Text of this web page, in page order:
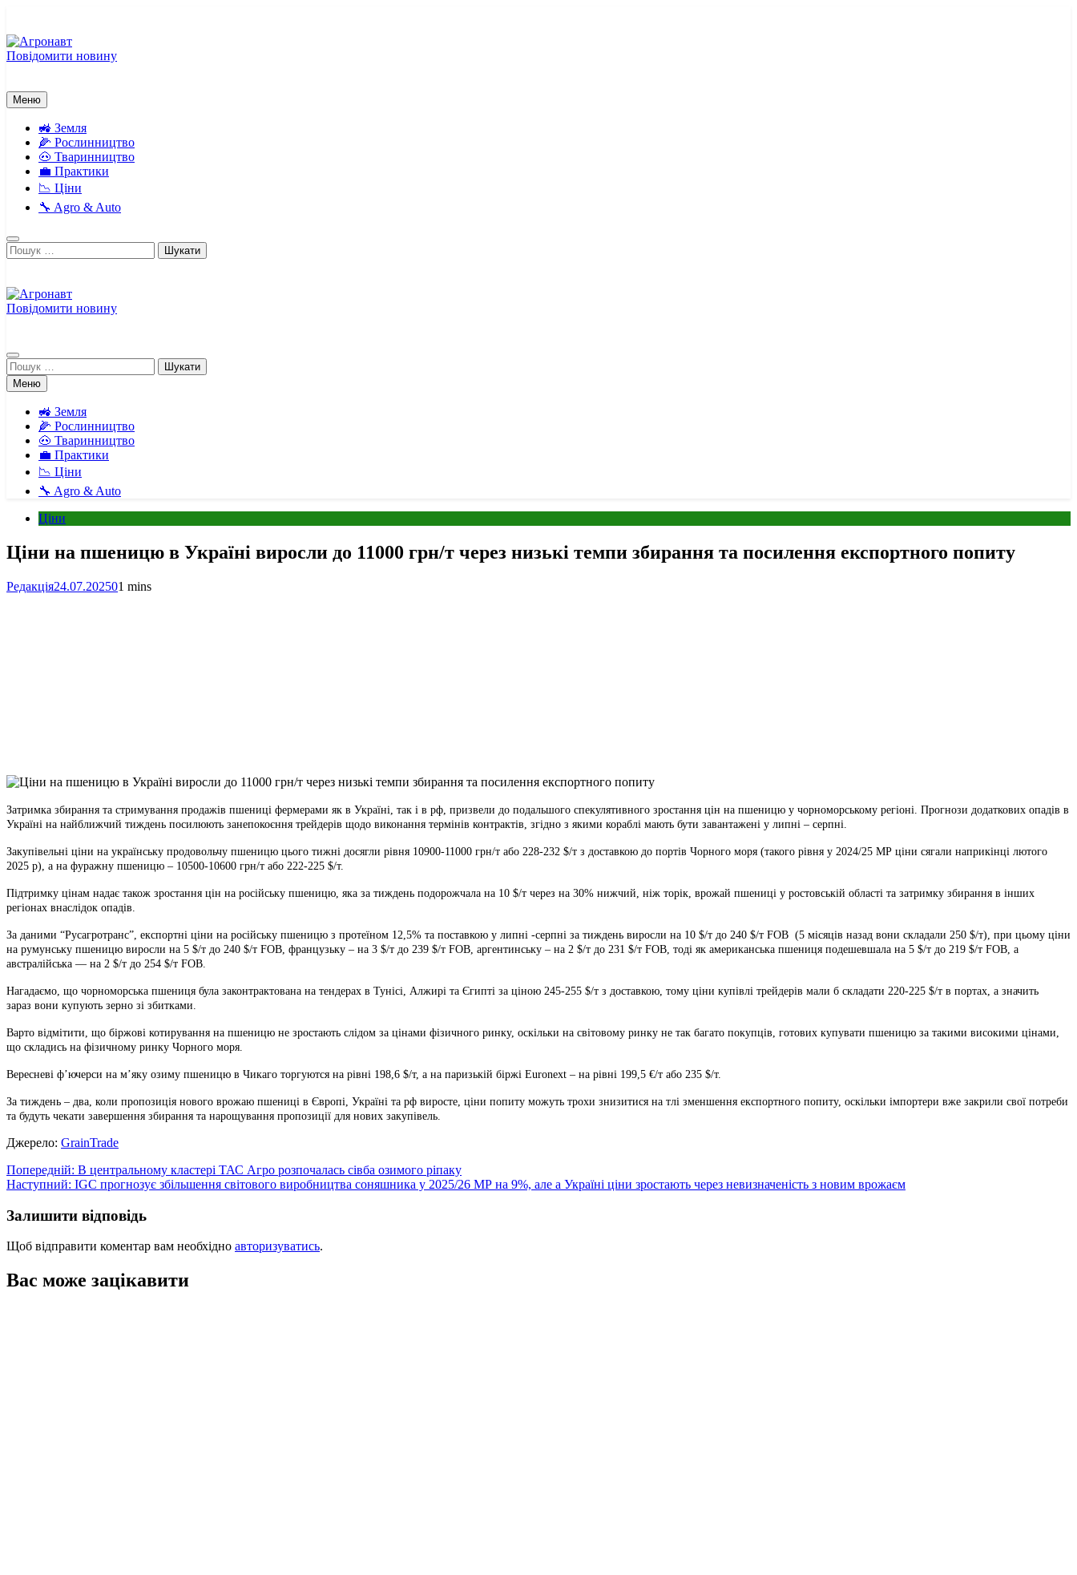
вмісту
Повідомити новину
Меню
🚜 Земля
🌽 Рослинництво
🐽 Тваринництво
💼 Практики
📉 Ціни
🔧 Agro & Auto
Пошук:
Повідомити новину
Пошук:
Меню
🚜 Земля
🌽 Рослинництво
🐽 Тваринництво
💼 Практики
📉 Ціни
🔧 Agro & Auto
Ціни
Ціни на пшеницю в Україні виросли до 11000 грн/т через низькі темпи збирання та посилення експортного попиту
Редакція24.07.202501 mins
Link
Print
Затримка збирання та стримування продажів пшениці фермерами як в Україні, так і в рф, призвели до подальшого спекулятивного зростання цін на пшеницю у чорноморському регіоні. Прогнози додаткових опадів в
Україні на найближчий тиждень посилюють занепокоєння трейдерів щодо виконання термінів контрактів, згідно з якими кораблі мають бути завантажені у липні – серпні.
Закупівельні ціни на українську продовольчу пшеницю цього тижні досягли рівня 10900-11000 грн/т або 228-232 $/т з доставкою до портів Чорного моря (такого рівня у 2024/25 МР ціни сягали наприкінці лютого
2025 р), а на фуражну пшеницю – 10500-10600 грн/т або 222-225 $/т.
Підтримку цінам надає також зростання цін на російську пшеницю, яка за тиждень подорожчала на 10 $/т через на 30% нижчий, ніж торік, врожай пшениці у ростовській області та затримку збирання в інших
регіонах внаслідок опадів.
За даними “Русагротранс”, експортні ціни на російську пшеницю з протеїном 12,5% та поставкою у липні -серпні за тиждень виросли на 10 $/т до 240 $/т FOB (5 місяців назад вони складали 250 $/т), при цьому ціни
на румунську пшеницю виросли на 5 $/т до 240 $/т FOB, французьку – на 3 $/т до 239 $/т FOB, аргентинську – на 2 $/т до 231 $/т FOB, тоді як американська пшениця подешевшала на 5 $/т до 219 $/т FOB, а
австралійська — на 2 $/т до 254 $/т FOB.
Нагадаємо, що чорноморська пшениця була законтрактована на тендерах в Тунісі, Алжирі та Єгипті за ціною 245-255 $/т з доставкою, тому ціни купівлі трейдерів мали б складати 220-225 $/т в портах, а значить
зараз вони купують зерно зі збитками.
Варто відмітити, що біржові котирування на пшеницю не зростають слідом за цінами фізичного ринку, оскільки на світовому ринку не так багато покупців, готових купувати пшеницю за такими високими цінами,
що складись на фізичному ринку Чорного моря.
Вересневі ф’ючерси на м’яку озиму пшеницю в Чикаго торгуются на рівні 198,6 $/т, а на паризькій біржі Euronext – на рівні 199,5 €/т або 235 $/т.
За тиждень – два, коли пропозиція нового врожаю пшениці в Європі, Україні та рф виросте, ціни попиту можуть трохи знизитися на тлі зменшення експортного попиту, оскільки імпортери вже закрили свої потреби
та будуть чекати завершення збирання та нарощування пропозиції для нових закупівель.
Джерело: GrainTrade
Навігація
записів
Попередній: В центральному кластері ТАС Агро розпочалась сівба озимого ріпаку
Наступний: IGC прогнозує збільшення світового виробництва соняшника у 2025/26 МР на 9%, але а Україні ціни зростають через невизначеність з новим врожаєм
Залишити відповідь
Щоб відправити коментар вам необхідно авторизуватись.
Вас може зацікавити